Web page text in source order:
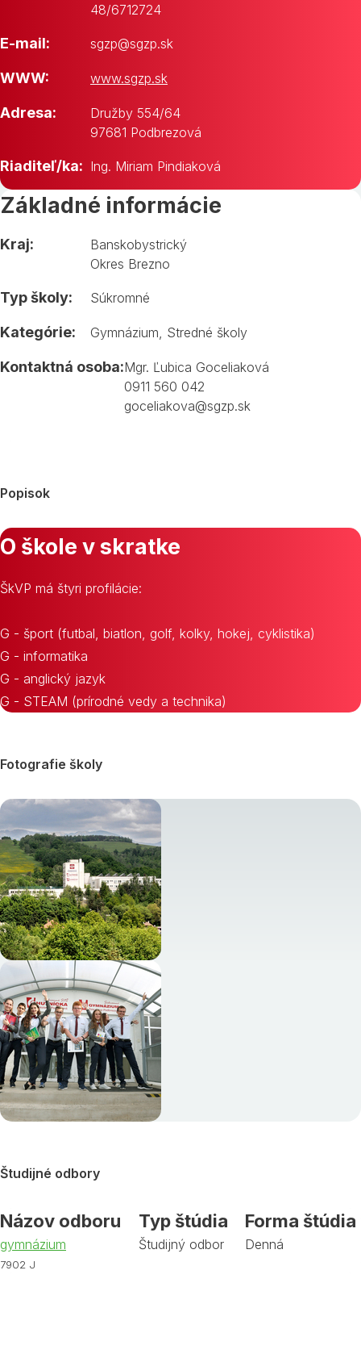
48/6712724
E-mail: sgzp@sgzp.sk
WWW: www.sgzp.sk
Adresa:
Družby 554/64
97681 Podbrezová
Riaditeľ/ka: Ing. Miriam Pindiaková
Základné informácie
Kraj:
Banskobystrický
Okres Brezno
Typ školy: Súkromné
Kategórie: Gymnázium Stredné školy
Kontaktná osoba:Mgr. Ľubica Goceliaková
0911 560 042
goceliakova@sgzp.sk
Popisok
O škole v skratke
ŠkVP má štyri profilácie:
G - šport (futbal, biatlon, golf, kolky, hokej, cyklistika)
G - informatika
G - anglický jazyk
G - STEAM (prírodné vedy a technika)
Fotografie školy
Študijné odbory
Názov odboru Typ štúdia Forma štúdia
gymnázium
7902 J
Študijný odbor Denná